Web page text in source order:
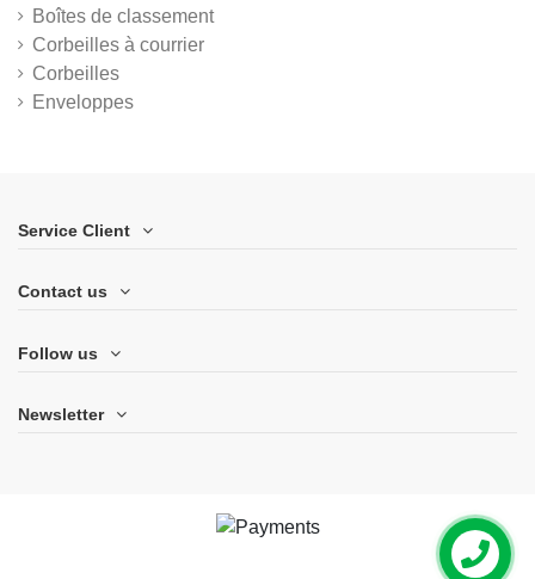
Boîtes de classement
Corbeilles à courrier
Corbeilles
Enveloppes
Service Client
Contact us
Follow us
Newsletter
Contactez
nous